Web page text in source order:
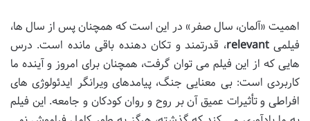
اهمیت «آلمان، سال صفر» در این است که همچنان پس از سال ها،
فیلمیrelevant، قدرتمند و تکان دهنده باقی مانده است. درس
هایی که از این فیلم می توان گرفت، همچنان برای امروز و آینده ما
کاربردی است: بی معنایی جنگ، پیامدهای ویرانگر ایدئولوژی های
افراطی و تأثیرات عمیق آن بر روح و روان کودکان و جامعه. این فیلم